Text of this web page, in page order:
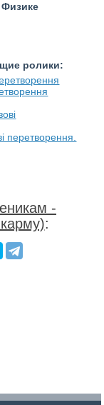
ролики:
перетворення.
-
: